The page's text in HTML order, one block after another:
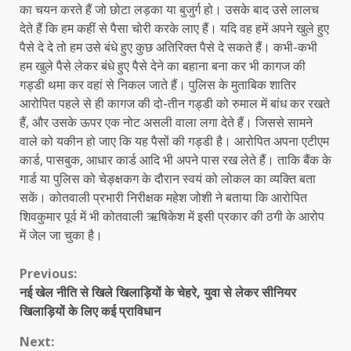
का चयन करते हैं जो छोटा लड़का या बुजुर्ग हो। उसके बाद उसे लालच
देते हैं कि हम कहीं से पैसा चोरी करके लाए हैं। यदि वह हमें अपने खुले हुए
पैसे दे दे तो हम उसे बंधे हुए कुछ अतिरिक्त पैसे दे सकते हैं। कभी-कभी
हम खुले पैसे लेकर बंधे हुए पैसे देने का बहाना बना कर भी कागज की
गड्डी थमा कर वहां से निकल जाते हैं। पुलिस के मुताबिक शातिर
आरोपित पहले से ही कागज की दो-तीन गड्डी को रुमाल में बांध कर रखते
हैं, और उसके ऊपर एक नोट असली वाला लगा देते हैं। जिससे सामने
वाले को यकीन हो जाए कि यह पैसों की गड्डी है। आरोपित अपना एटीएम
कार्ड, पासबुक, आधार कार्ड आदि भी अपने पास रख लेते हैं। ताकि बैंक के
गार्ड या पुलिस को चेङ्क्षकग के दौरान स्वयं को लोकल का व्यक्ति बता
सकें। कोतवाली प्रभारी निरीक्षक महेश जोशी ने बताया कि आरोपित
शिवकुमार पूर्व में भी कोतवाली ऋषिकेश में इसी प्रकार की ठगी के आरोप
में जेल जा चुका है।
Continue
Reading
Previous:
नई खेल नीति से खिले खिलाड़‍ियों के चेहरे, युवा से लेकर सीनियर
खिलाड़ि‍यों के लिए कई प्राविधान
Next: